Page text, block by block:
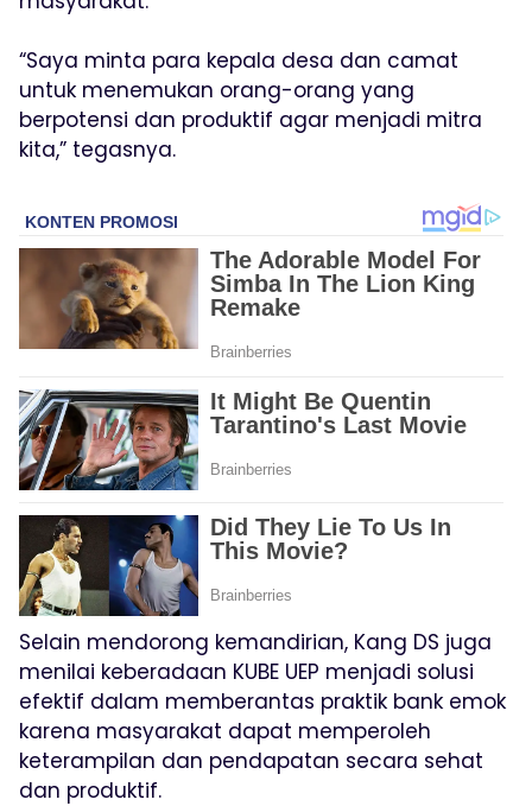
“Saya minta para kepala desa dan camat
untuk menemukan orang-orang yang
berpotensi dan produktif agar menjadi mitra
kita,” tegasnya.
Selain mendorong kemandirian, Kang DS juga
menilai keberadaan KUBE UEP menjadi solusi
efektif dalam memberantas praktik bank emok
karena masyarakat dapat memperoleh
keterampilan dan pendapatan secara sehat
dan produktif.